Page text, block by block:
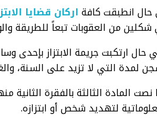
انطبقت كافةاركان قضايا
شكلين من العقوبات تبعاً للطريقة
حال ارتكبت جريمة الابتزاز بإحدى
لمدة التي لا تزيد على السنة، والغرامة بما لا يزيد على
نصت المادة الثالثة بالفقرة
لتهديد شخص أو ابتزازه.